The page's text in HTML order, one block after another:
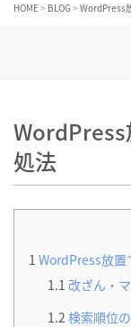
HOME> BLOG > WordPress
WordPress
処法
1 WordPress放置
1.1 改ざん・
1.2 検索順位